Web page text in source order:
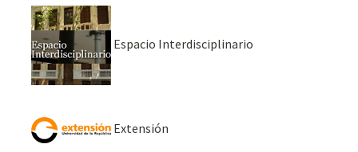
Espacio Interdisciplinario
Extensión